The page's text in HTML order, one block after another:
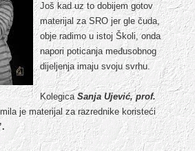
Još kad uz to dobijem gotov
materijal za SRO jer gle čuda,
obje radimo u istoj Školi, onda
napori poticanja međusobnog
dijeljenja imaju svoju svrhu.
Kolegica Sanja Ujević, prof.
je materijal za razrednike koristeći